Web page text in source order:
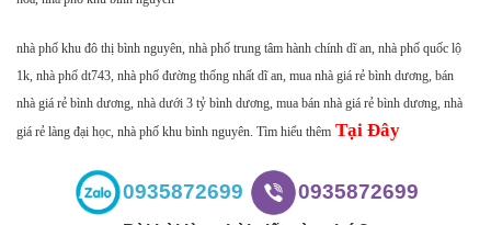
nhà phố khu đô thị bình nguyên, nhà phố trung tâm hành chính dĩ an, nhà phố quốc lộ
1k, nhà phố dt743, nhà phố đường thống nhất dĩ an, mua nhà giá rẻ bình dương, bán
nhà giá rẻ bình dương, nhà dưới 3 tỷ bình dương, mua bán nhà giá rẻ bình dương, nhà
giá rẻ làng đại học, nhà phố khu bình nguyên. Tìm hiểu thêm Tại Đây
0935872699 0935872699